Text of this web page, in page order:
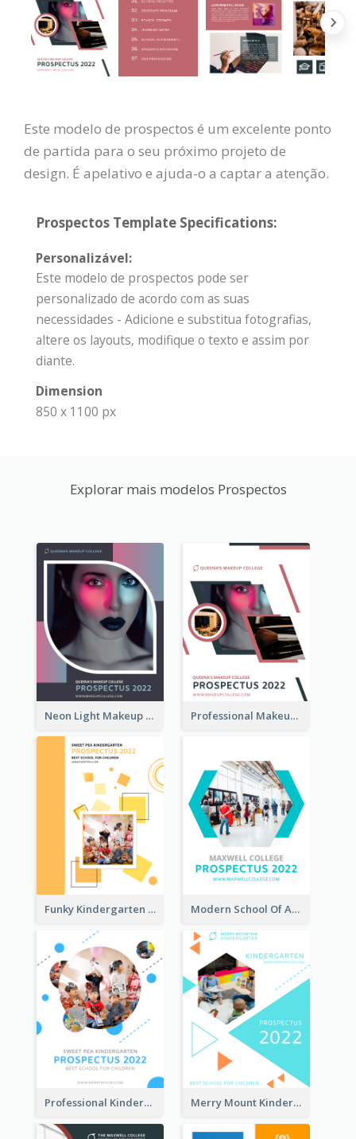
Este modelo de prospectos é um excelente ponto
de partida para o seu próximo projeto de
design. É apelativo e ajuda-o a captar a atenção.
Prospectos Template Specifications:
Personalizável:
Este modelo de prospectos pode ser
personalizado de acordo com as suas
necessidades - Adicione e substitua fotografias,
altere os layouts, modifique o texto e assim por
diante.
Dimension
850 x 1100 px
Explorar mais modelos Prospectos
Neon Light Makeup School Prospectus Professional Makeup School Prospectus
Funky Kindergarten Prospectus Modern School Of Art Prospectus
Professional Kindergarten Prospectus Merry Mount Kindergarten Prospectus